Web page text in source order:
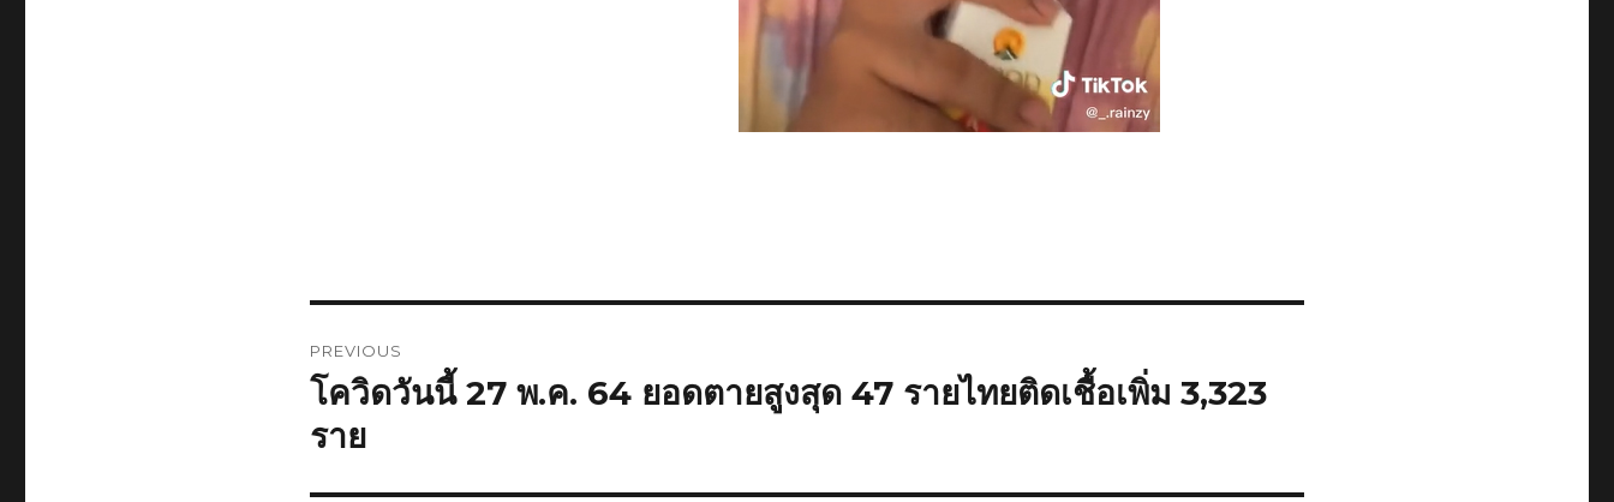
navigation
PREVIOUS
Previous
post:
โควิดวันนี้ 27 พ.ค. 64 ยอดตายสูงสุด 47 รายไทยติดเชื้อเพิ่ม 3,323
ราย